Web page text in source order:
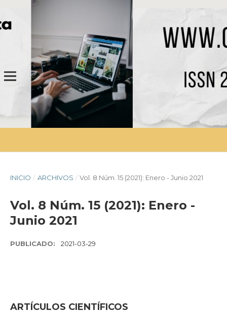
INICIO / ARCHIVOS / Vol. 8 Núm. 15 (2021): Enero - Junio 2021
Vol. 8 Núm. 15 (2021): Enero -
Junio 2021
PUBLICADO: 2021-03-29
ARTÍCULOS CIENTÍFICOS